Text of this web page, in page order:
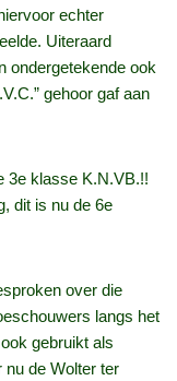
echter
Uiteraard
ondergetekende ook
gehoor gaf aan
3e klasse K.N.VB.!!
dit is nu de 6e
over die
langs het
gebruikt als
nu de Wolter ter